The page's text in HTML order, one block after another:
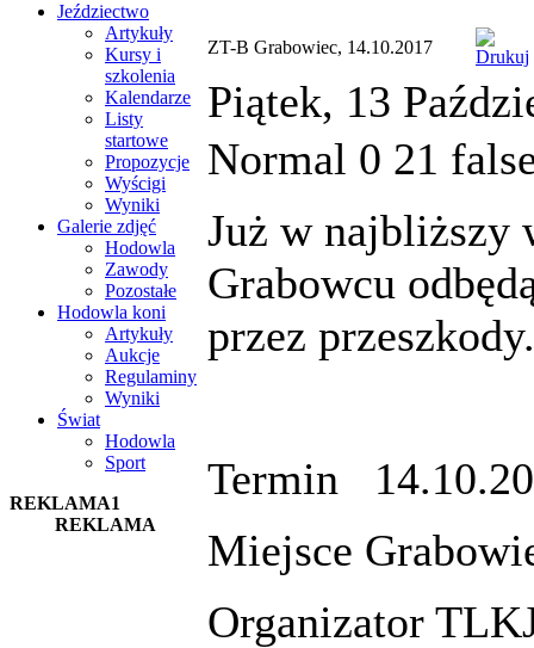
Jeździectwo
Artykuły
Kursy i
szkolenia
Kalendarze
Listy
startowe
Propozycje
Wyścigi
Wyniki
Galerie zdjęć
Hodowla
Zawody
Pozostałe
Hodowla koni
Artykuły
Aukcje
Regulaminy
Wyniki
Świat
Hodowla
Sport
REKLAMA1
REKLAMA
ZT-B Grabowiec, 14.10.2017
Piątek, 13
Normal 0 21
Już w najbliższy
Grabowcu
przez przeszkody.
Termin
Miejsce
Organizator